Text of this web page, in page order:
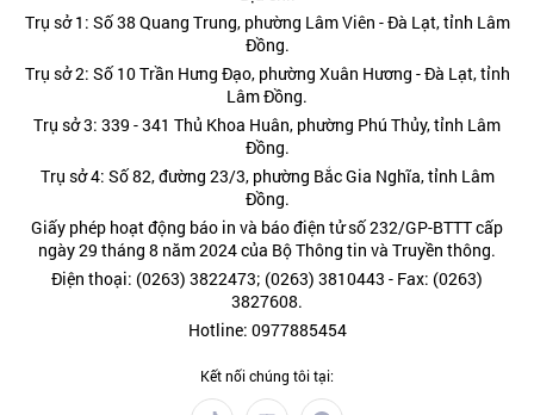
Trụ sở 1: Số 38 Quang Trung, phường Lâm Viên - Đà Lạt, tỉnh Lâm
Đồng.
Trụ sở 2: Số 10 Trần Hưng Đạo, phường Xuân Hương - Đà Lạt, tỉnh
Lâm Đồng.
Trụ sở 3: 339 - 341 Thủ Khoa Huân, phường Phú Thủy, tỉnh Lâm
Đồng.
Trụ sở 4: Số 82, đường 23/3, phường Bắc Gia Nghĩa, tỉnh Lâm
Đồng.
Giấy phép hoạt động báo in và báo điện tử số 232/GP-BTTT cấp
ngày 29 tháng 8 năm 2024 của Bộ Thông tin và Truyền thông.
Điện thoại: (0263) 3822473; (0263) 3810443 - Fax: (0263)
3827608.
Hotline: 0977885454
Kết nối chúng tôi tại: